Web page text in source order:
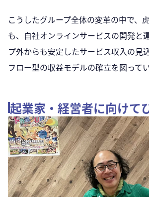
こうしたグループ全体の変革の中で、
も、自社オンラインサービスの開発と
プ外からも安定したサービス収入の見
フロー型の収益モデルの確立を図ってい
起業家・経営者に向けて